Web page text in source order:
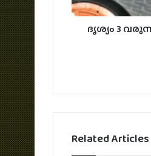
ദൃശ്യം 3
Related Articles